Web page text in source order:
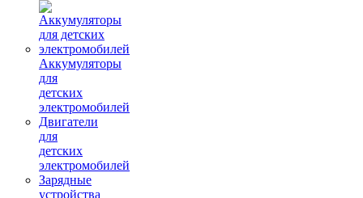
Аккумуляторы
для
детских
электромобилей
Двигатели
для
детских
электромобилей
Зарядные
устройства